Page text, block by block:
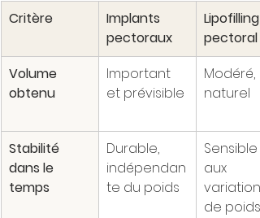
Critère
Implants
pectoraux
Lipofilling
pectoral
Volume
obtenu
Important
et prévisible
Modéré,
naturel
Stabilité
dans le
temps
Durable,
indépendan
te du poids
Sensible
aux
de poids